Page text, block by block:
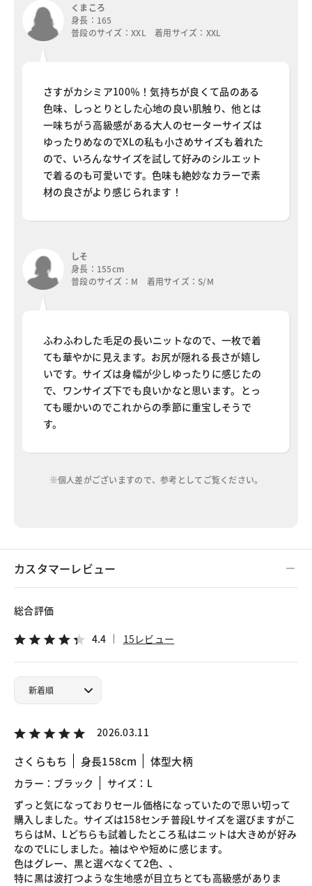
くまころ
身長：165
普段のサイズ：XXL 着用サイズ：XXL
さすがカシミア100％！気持ちが良くて品のある
色味、しっとりとした心地の良い肌触り、他とは
一味ちがう高級感がある大人のセーターサイズは
ゆったりめなのでXLの私も小さめサイズも着れた
ので、いろんなサイズを試して好みのシルエット
で着るのも可愛いです。色味も絶妙なカラーで素
材の良さがより感じられます！
しそ
身長：155cm
普段のサイズ：M 着用サイズ：S/M
ふわふわした毛足の長いニットなので、一枚で着
ても華やかに見えます。お尻が隠れる長さが嬉し
いです。サイズは身幅が少しゆったりに感じたの
で、ワンサイズ下でも良いかなと思います。とっ
ても暖かいのでこれからの季節に重宝しそうで
す。
※個人差がございますので、参考としてご覧ください。
カスタマーレビュー
総合評価
4.4 15レビュー
2026.03.11
さくらもち 身長158cm 体型大柄
カラー：ブラック
サイズ：L
ずっと気になっておりセール価格になっていたので思い切って
購入しました。サイズは158センチ普段Lサイズを選びますがこ
ちらはM、Lどちらも試着したところ私はニットは大きめが好み
なのでLにしました。袖はやや短めに感じます。
色はグレー、黒と選べなくて2色、、
特に黒は波打つような生地感が目立ちとても高級感がありま